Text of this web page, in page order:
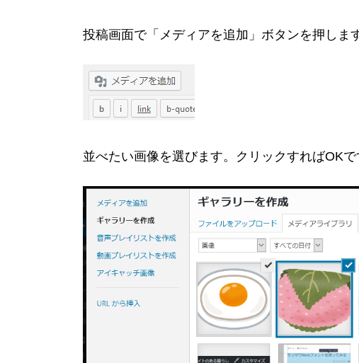
投稿画面で「メディアを追加」ボタンを押します
並べたい画像を選びます。クリックすればOKで